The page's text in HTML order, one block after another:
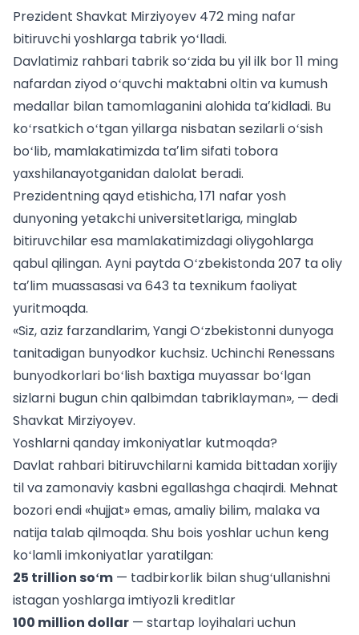
Prezident Shavkat Mirziyoyev 472 ming nafar
bitiruvchi yoshlarga tabrik yoʻlladi.
Davlatimiz rahbari tabrik soʻzida bu yil ilk bor 11 ming
nafardan ziyod oʻquvchi maktabni oltin va kumush
medallar bilan tamomlaganini alohida taʼkidladi. Bu
koʻrsatkich oʻtgan yillarga nisbatan sezilarli oʻsish
boʻlib, mamlakatimizda taʼlim sifati tobora
yaxshilanayotganidan dalolat beradi.
Prezidentning qayd etishicha, 171 nafar yosh
dunyoning yetakchi universitetlariga, minglab
bitiruvchilar esa mamlakatimizdagi oliygohlarga
qabul qilingan. Ayni paytda Oʻzbekistonda 207 ta oliy
taʼlim muassasasi va 643 ta texnikum faoliyat
yuritmoqda.
«Siz, aziz farzandlarim, Yangi Oʻzbekistonni dunyoga
tanitadigan bunyodkor kuchsiz. Uchinchi Renessans
bunyodkorlari boʻlish baxtiga muyassar boʻlgan
sizlarni bugun chin qalbimdan tabriklayman», — dedi
Shavkat Mirziyoyev.
Yoshlarni qanday imkoniyatlar kutmoqda?
Davlat rahbari bitiruvchilarni kamida bittadan xorijiy
til va zamonaviy kasbni egallashga chaqirdi. Mehnat
bozori endi «hujjat» emas, amaliy bilim, malaka va
natija talab qilmoqda. Shu bois yoshlar uchun keng
koʻlamli imkoniyatlar yaratilgan:
25 trillion soʻm — tadbirkorlik bilan shugʻullanishni
istagan yoshlarga imtiyozli kreditlar
100 million dollar — startap loyihalari uchun